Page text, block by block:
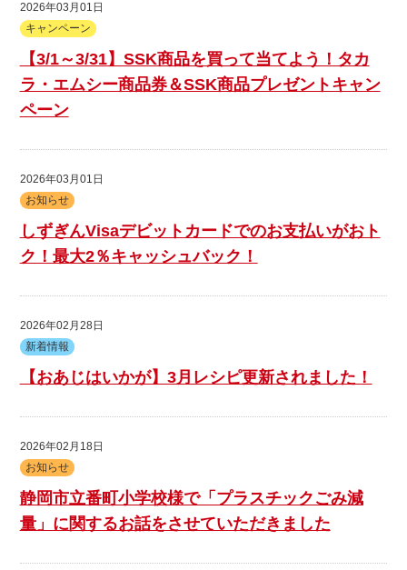
2026年03月01日
キャンペーン
【3/1～3/31】SSK商品を買って当てよう！タカ
ラ・エムシー商品券＆SSK商品プレゼントキャン
ペーン
2026年03月01日
お知らせ
しずぎんVisaデビットカードでのお支払いがおト
ク！最大2％キャッシュバック！
2026年02月28日
新着情報
【おあじはいかが】3月レシピ更新されました！
2026年02月18日
お知らせ
静岡市立番町小学校様で「プラスチックごみ減
量」に関するお話をさせていただきました